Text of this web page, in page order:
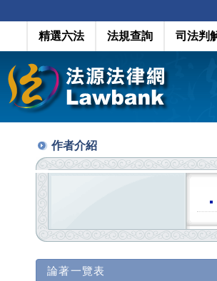
精選六法 法規查詢 司法判
作者介紹
論著一覽表